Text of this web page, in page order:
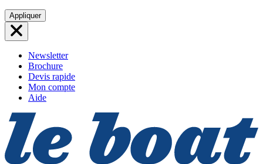
Aller
au
contenu
Appliquer
Newsletter
Brochure
Devis rapide
Mon compte
Aide